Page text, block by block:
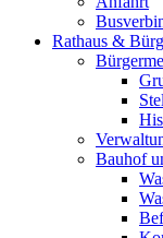
Rathaus &
Bauhof